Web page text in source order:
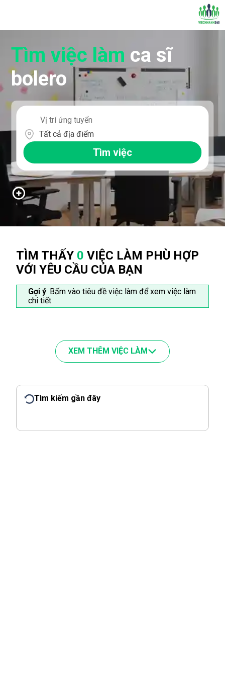
Tìm việc làm ca sĩ
bolero
Tất cả địa điểm
Tìm việc
TÌM THẤY 0 VIỆC LÀM PHÙ HỢP
VỚI YÊU CẦU CỦA BẠN
Gợi ý: Bấm vào tiêu đề việc làm để xem việc làm
chi tiết
XEM THÊM VIỆC LÀM
Tìm kiếm gần đây